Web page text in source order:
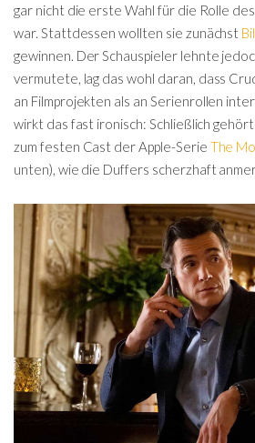
gar nicht die erste Wahl für die Rolle des
war. Stattdessen wollten sie zunächst
gewinnen. Der Schauspieler lehnte
vermutete, lag das wohl daran, dass
an Filmprojekten als an Serienrollen
wirkt das fast ironisch: Schließlich
zum festen Cast der Apple-Serie The
unten), wie die Duffers scherzhaft